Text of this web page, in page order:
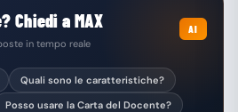
Chiedi a MAX
in tempo reale
AI
Quali sono le caratteristiche?
Posso usare la Carta del Docente?